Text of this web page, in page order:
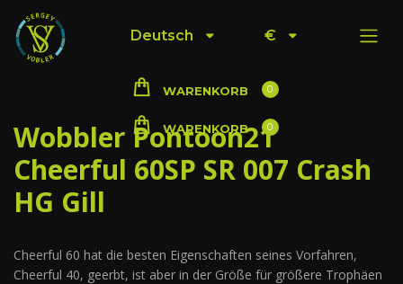
Deutsch €
WARENKORB 0
WARENKORB 0
Wobbler Pontoon21
Cheerful 60SP SR 007 Crash
HG Gill
Cheerful 60 hat die besten Eigenschaften seines Vorfahren,
Cheerful 40, geerbt, ist aber in der Größe für größere Trophäen